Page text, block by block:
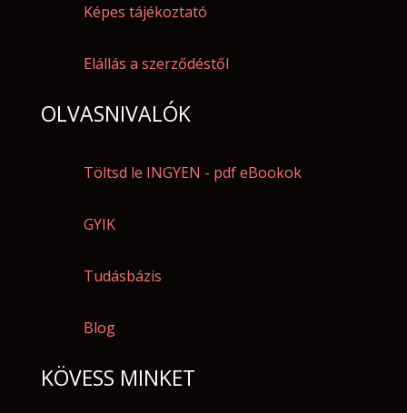
Képes tájékoztató
Elállás a szerződéstől
OLVASNIVALÓK
Töltsd le INGYEN - pdf eBookok
GYIK
Tudásbázis
Blog
KÖVESS MINKET